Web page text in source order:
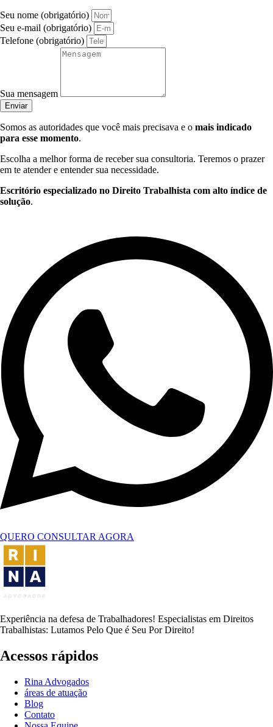
Seu nome (obrigatório)
Seu e-mail (obrigatório)
Telefone (obrigatório)
Sua mensagem
Enviar
Somos as autoridades que você mais precisava e o mais indicado
para esse momento.
Escolha a melhor forma de receber sua consultoria. Teremos o prazer
em te atender e entender sua necessidade.
Escritório especializado no Direito Trabalhista com alto índice de
solução.
QUERO CONSULTAR AGORA
Experiência na defesa de Trabalhadores! Especialistas em Direitos
Trabalhistas: Lutamos Pelo Que é Seu Por Direito!
Acessos rápidos
Rina Advogados
áreas de atuação
Blog
Contato